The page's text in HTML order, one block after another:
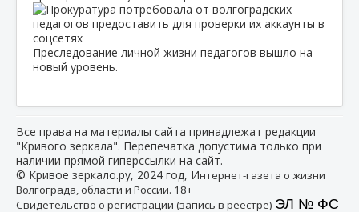
Преследование личной жизни педагогов вышло на
новый уровень.
Все права на материалы сайта принадлежат редакции
"Кривого зеркала". Перепечатка допустима только при
наличии прямой гиперссылки на сайт.
© Кривое зеркало.ру, 2024 год, Интернет-газета о жизни
Волгограда, области и России. 18+
Свидетельство о регистрации (запись в реестре) ЭЛ № ФС